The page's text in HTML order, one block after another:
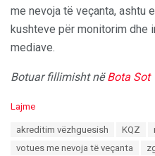
me nevoja të veçanta, ashtu
kushteve për monitorim dhe
mediave.
Botuar fillimisht nëBota Sot
CLajme
akreditim vëzhguesish KQZ
votues me nevoja të veçanta